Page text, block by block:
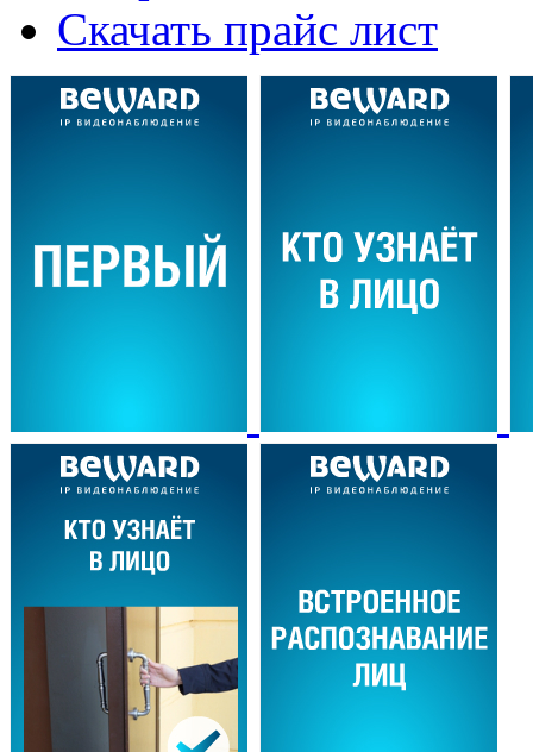
Скачать прайс лист